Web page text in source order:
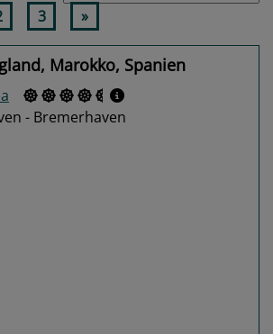
3 »
Marokko, Spanien
- Bremerhaven